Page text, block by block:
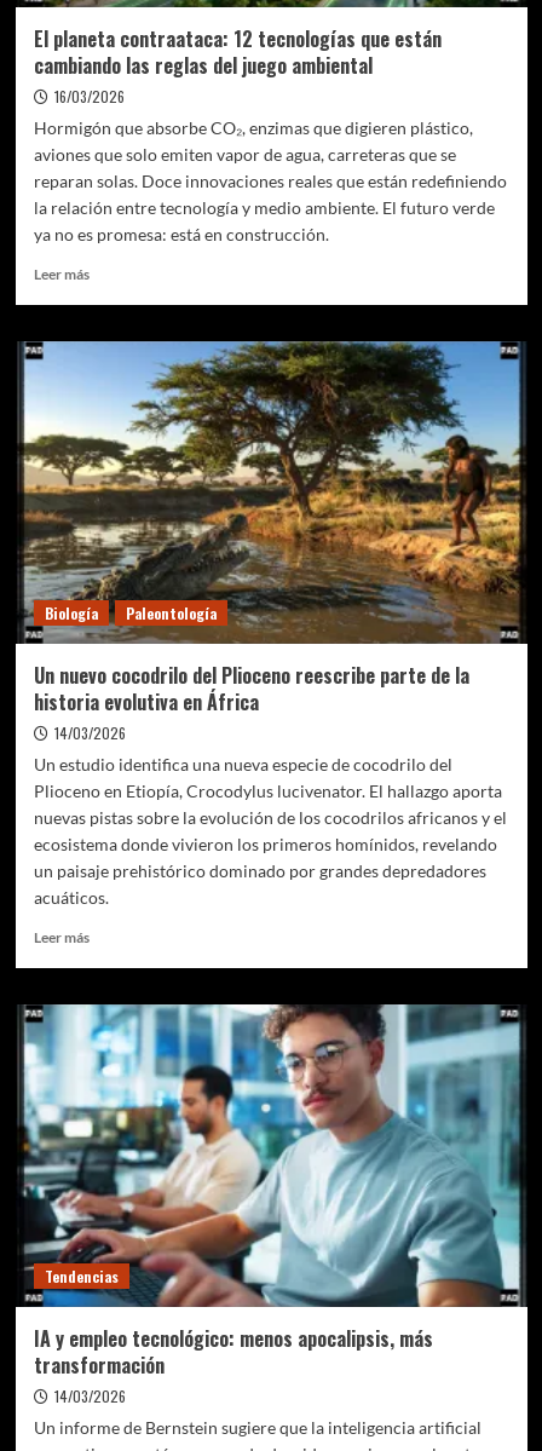
El planeta contraataca: 12 tecnologías que están
cambiando las reglas del juego ambiental
16/03/2026
Hormigón que absorbe CO₂, enzimas que digieren plástico,
aviones que solo emiten vapor de agua, carreteras que se
reparan solas. Doce innovaciones reales que están redefiniendo
la relación entre tecnología y medio ambiente. El futuro verde
ya no es promesa: está en construcción.
Leer másLeer
El
contraataca:
tecnologías
que
están
cambiando
las
reglas
del
juego
ambiental
Biología Paleontología
Un nuevo cocodrilo del Plioceno reescribe parte de la
historia evolutiva en África
14/03/2026
Un estudio identifica una nueva especie de cocodrilo del
Plioceno en Etiopía, Crocodylus lucivenator. El hallazgo aporta
nuevas pistas sobre la evolución de los cocodrilos africanos y el
ecosistema donde vivieron los primeros homínidos, revelando
un paisaje prehistórico dominado por grandes depredadores
acuáticos.
Leer másLeer
Un
nuevo
cocodrilo
del
Plioceno
reescribe
parte
de
la
historia
evolutiva
en
África
Tendencias
IA y empleo tecnológico: menos apocalipsis, más
transformación
14/03/2026
Un informe de Bernstein sugiere que la inteligencia artificial